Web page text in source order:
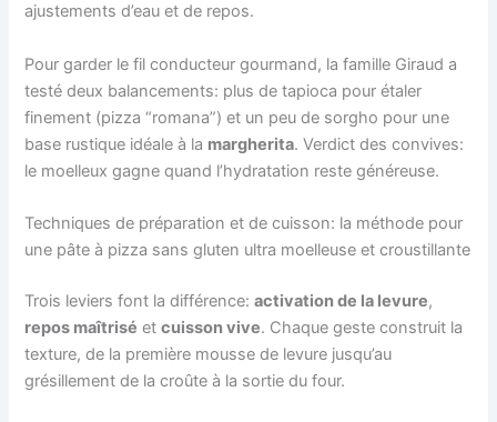
ajustements d’eau et de repos.
Pour garder le fil conducteur gourmand, la famille Giraud a
testé deux balancements: plus de tapioca pour étaler
finement (pizza “romana”) et un peu de sorgho pour une
base rustique idéale à la margherita. Verdict des convives:
le moelleux gagne quand l’hydratation reste généreuse.
Techniques de préparation et de cuisson: la méthode pour
une pâte à pizza sans gluten ultra moelleuse et croustillante
Trois leviers font la différence:activation de la levure,
repos maîtrisé etcuisson vive. Chaque geste construit la
texture, de la première mousse de levure jusqu’au
grésillement de la croûte à la sortie du four.